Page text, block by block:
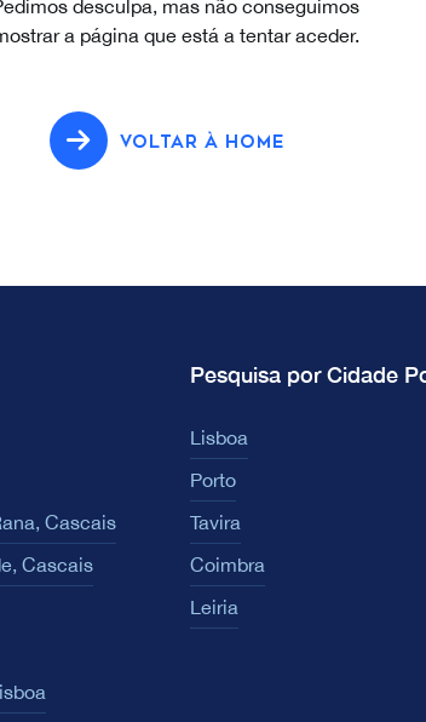
desculpa, mas não conseguimos
a página que está a tentar aceder.
VOLTAR À HOME
Cascais
Cascais
Pesquisa por Cidade
Lisboa
Porto
Tavira
Coimbra
Leiria